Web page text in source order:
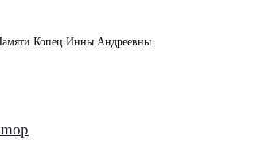
Копец Инны Андреевны